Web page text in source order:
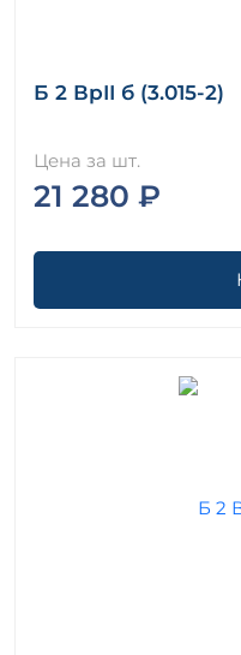
Б 2 ВрII б (3.015-2)
Цена за шт.
21 280 ₽